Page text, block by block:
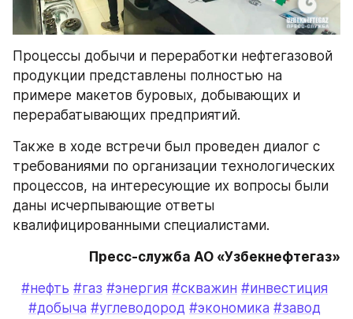
Процессы добычи и переработки нефтегазовой
продукции представлены полностью на
примере макетов буровых, добывающих и
перерабатывающих предприятий.
Также в ходе встречи был проведен диалог с
требованиями по организации технологических
процессов, на интересующие их вопросы были
даны исчерпывающие ответы
квалифицированными специалистами.
Пресс-служба АО «Узбекнефтегаз»
#нефть #газ #энергия #скважин #инвестиция
#добыча #углеводород #экономика #завод